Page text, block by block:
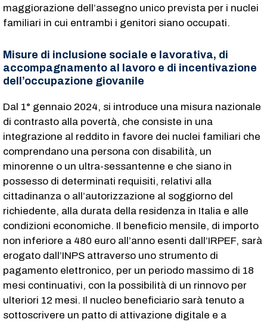
maggiorazione dell’assegno unico prevista per i nuclei
familiari in cui entrambi i genitori siano occupati.
Misure di inclusione sociale e lavorativa, di
accompagnamento al lavoro e di incentivazione
dell’occupazione giovanile
Dal 1° gennaio 2024, si introduce una misura nazionale
di contrasto alla povertà, che consiste in una
integrazione al reddito in favore dei nuclei familiari che
comprendano una persona con disabilità, un
minorenne o un ultra-sessantenne e che siano in
possesso di determinati requisiti, relativi alla
cittadinanza o all’autorizzazione al soggiorno del
richiedente, alla durata della residenza in Italia e alle
condizioni economiche. Il beneficio mensile, di importo
non inferiore a 480 euro all’anno esenti dall’IRPEF, sarà
erogato dall’INPS attraverso uno strumento di
pagamento elettronico, per un periodo massimo di 18
mesi continuativi, con la possibilità di un rinnovo per
ulteriori 12 mesi. Il nucleo beneficiario sarà tenuto a
sottoscrivere un patto di attivazione digitale e a